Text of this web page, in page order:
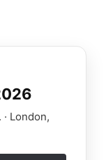
London,